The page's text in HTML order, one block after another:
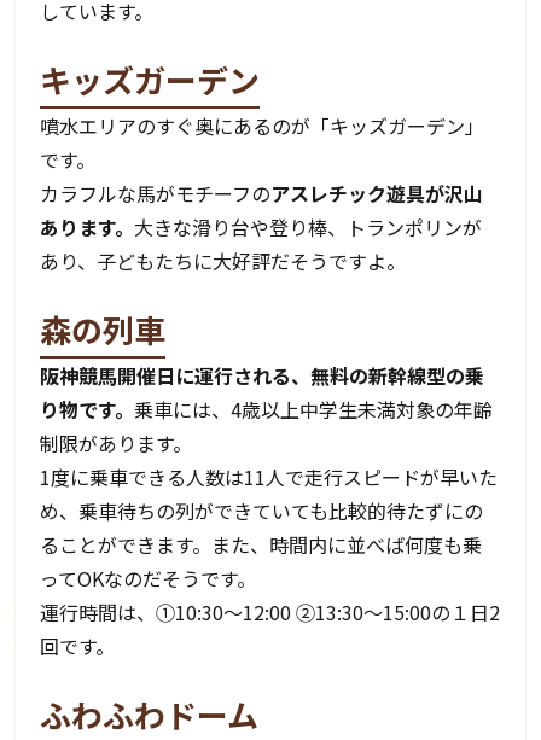
しています。
キッズガーデン
噴水エリアのすぐ奥にあるのが「キッズガーデン」
です。
カラフルな馬がモチーフのアスレチック遊具が沢山
あります。 大きな滑り台や登り棒、トランポリンが
あり、子どもたちに大好評だそうですよ。
森の列車
阪神競馬開催日に運行される、無料の新幹線型の乗
り物です。 乗車には、4歳以上中学生未満対象の年齢
制限があります。
1度に乗車できる人数は11人で走行スピードが早いた
め、乗車待ちの列ができていても比較的待たずにの
ることができます。また、時間内に並べば何度も乗
ってOKなのだそうです。
運行時間は、①10:30～12:00 ②13:30～15:00の１日2
回です。
ふわふわドーム